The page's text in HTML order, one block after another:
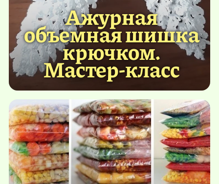
Ажурная
объемная шишка
крючком.
Мастер-класс